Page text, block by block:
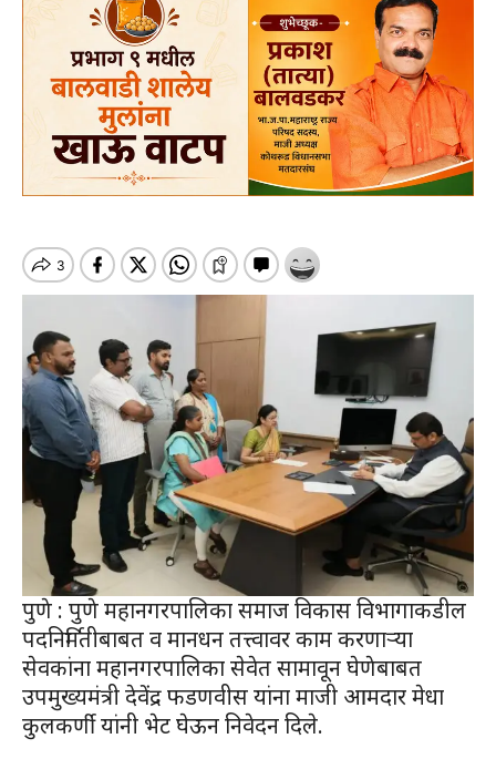
पुणे : पुणे महानगरपालिका समाज विकास विभागाकडील
पदनिर्मितीबाबत व मानधन तत्त्वावर काम करणाऱ्या
सेवकांना महानगरपालिका सेवेत सामावून घेणेबाबत
उपमुख्यमंत्री देवेंद्र फडणवीस यांना माजी आमदार मेधा
कुलकर्णी यांनी भेट घेऊन निवेदन दिले.